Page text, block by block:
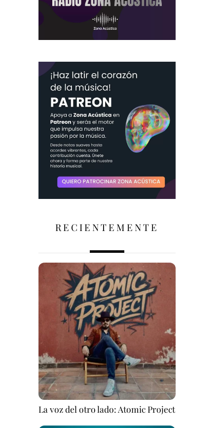
RECIENTEMENTE
La voz del otro lado: Atomic Project